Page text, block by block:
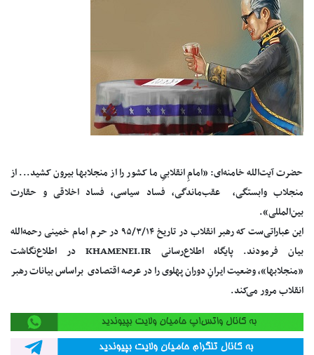
حضرت آیت‌الله خامنه‌ای: «امامِ انقلابیِ ما کشور را از منجلابها بیرون کشید... از
منجلاب وابستگی، عقب‌ماندگی، فساد سیاسی، فساد اخلاقی و حقارت
بین‌المللی».
این عباراتی‌ست که رهبر انقلاب در تاریخ ۹۵/۳/۱۴ در حرم امام خمینی رحمه‌الله
بیان فرمودند. پایگاه اطلاع‌رسانی KHAMENEI.IR در اطلاع‌نگاشت
«منجلابها»، وضعیت ایرانِ دوران پهلوی را در عرصه اقتصادی براساس بیانات رهبر
انقلاب مرور می‌کند.